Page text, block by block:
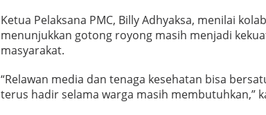
Ketua Pelaksana PMC, Billy Adhyaksa, menilai
menunjukkan gotong royong masih menjadi
masyarakat.
“Relawan media dan tenaga kesehatan bisa
terus hadir selama warga masih membutuhkan,”